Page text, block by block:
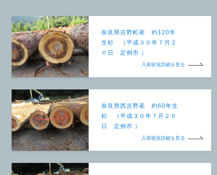
奈良県吉野町産 約120年
生杉 （平成３０年７月２
０日 定例市 ）
入荷状況詳細を見る
奈良県西吉野産 約60年生
杉 （平成３０年７月２０
日 定例市 ）
入荷状況詳細を見る